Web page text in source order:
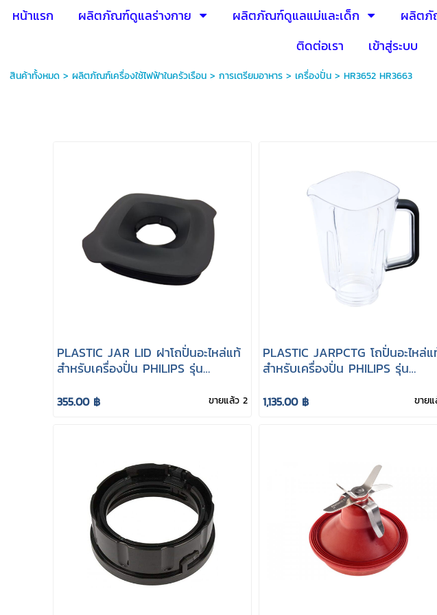
หน้าแรก ผลิตภัณฑ์ดูแลร่างกาย ผลิตภัณฑ์ดูแลแม่และเด็ก ผลิตภั
ติดต่อเรา
เข้าสู่ระบบ
สินค้าทั้งหมด> ผลิตภัณฑ์เครื่องใช้ไฟฟ้าในครัวเรือน> การเตรียมอาหาร> เครื่องปั่น> HR3652 HR3663
PLASTIC JAR LID ฝาโถปั่นอะไหล่แท้
สำหรับเครื่องปั่น PHILIPS รุ่น
355.00 ฿ ขายแล้ว 2
PLASTIC JARPCTG โถปั่นอะไหล่
สำหรับเครื่องปั่น PHILIPS รุ่น
1,135.00 ฿ ขาย